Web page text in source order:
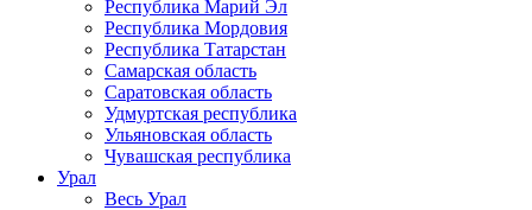
Республика Марий Эл
Республика Мордовия
Республика Татарстан
Самарская область
Саратовская область
Удмуртская республика
Ульяновская область
Чувашская республика
Урал
Весь Урал